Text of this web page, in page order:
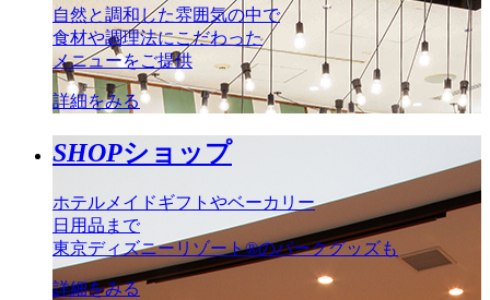
自然と調和した雰囲気の中で
食材や調理法にこだわった
メニューをご提供
詳細をみる
SHOPショップ
ホテルメイドギフトやベーカリー
日用品まで
東京ディズニーリゾート®のパークグッズも
詳細をみる